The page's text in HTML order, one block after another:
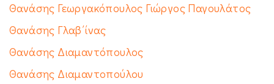
Θανάσης Γεωργακόπουλος Γιώργος Παγουλάτος
Θανάσης Γλαβ΄ίνας
Θανάσης Διαμαντόπουλος
Θανάσης Διαμαντοπούλου